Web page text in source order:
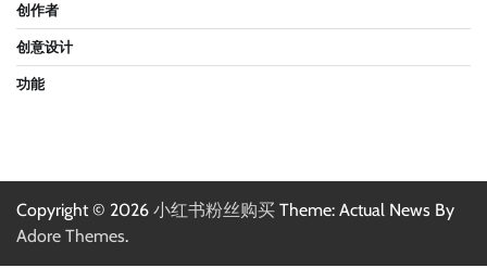
创作者
创意设计
功能
Copyright © 2026 小红书粉丝购买 Theme: Actual News By
Adore Themes.